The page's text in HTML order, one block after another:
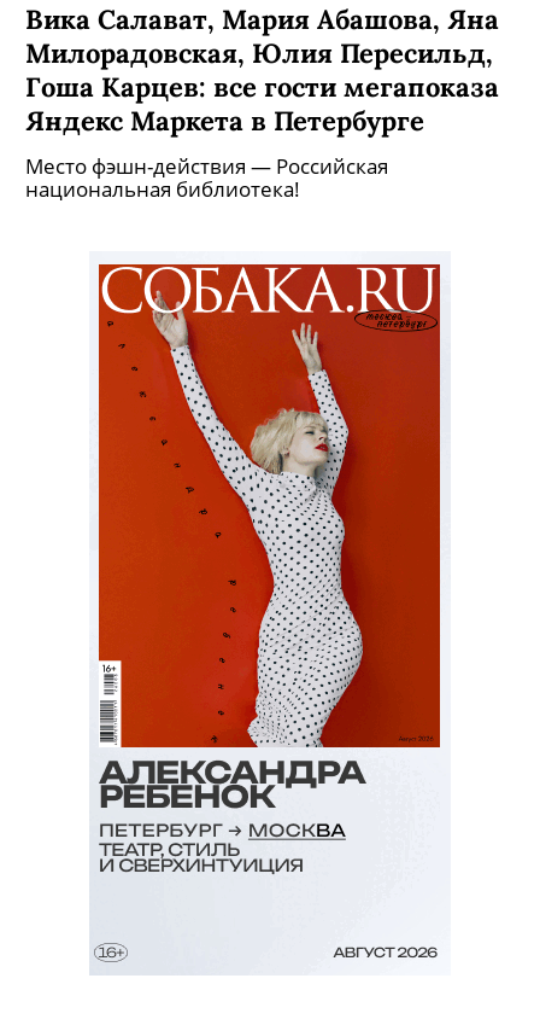
Вика Салават, Мария Абашова, Яна
Милорадовская, Юлия Пересильд,
Гоша Карцев: все гости мегапоказа
Яндекс Маркета в Петербурге
Место фэшн-действия — Российская
национальная библиотека!